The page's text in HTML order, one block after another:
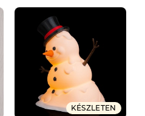
KÉSZLETEN